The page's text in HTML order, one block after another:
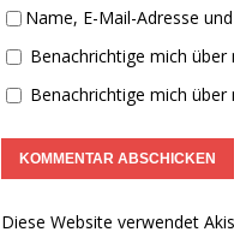
Name, E-Mail-Adresse
Benachrichtige mich
Benachrichtige mich über
Diese Website verwendet